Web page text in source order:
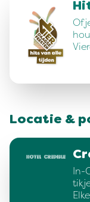
Of
Locatie &
In-